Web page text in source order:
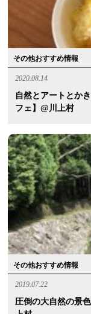
その他おすすめ情報
2020.08.14
自然とアートとか
フェ】@川上村
その他おすすめ情報
2019.07.22
圧倒の大自然の景